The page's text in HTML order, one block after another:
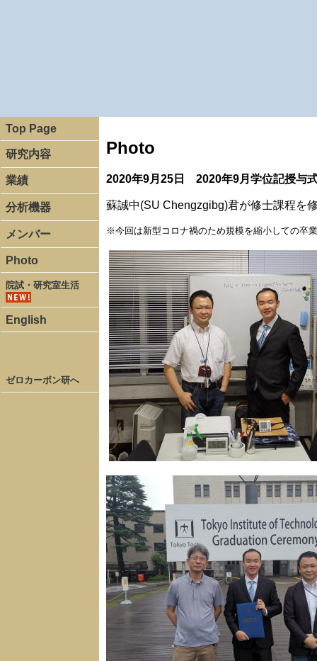
Top Page
研究内容
業績
分析機器
メンバー
Photo
院試・研究室生活
English
ゼロカーボン研へ
Photo
2020年9月25日 2020年9月学位記授与
蘇誠中(SU Chengzgibg)君が修士課程を
※今回は新型コロナ禍のため規模を縮小しての卒